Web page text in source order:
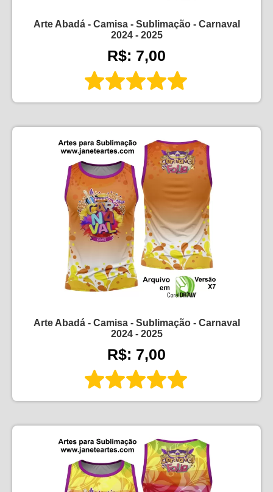
Arte Abadá - Camisa - Sublimação - Carnaval
2024 - 2025
R$: 7,00
Arte Abadá - Camisa - Sublimação - Carnaval
2024 - 2025
R$: 7,00